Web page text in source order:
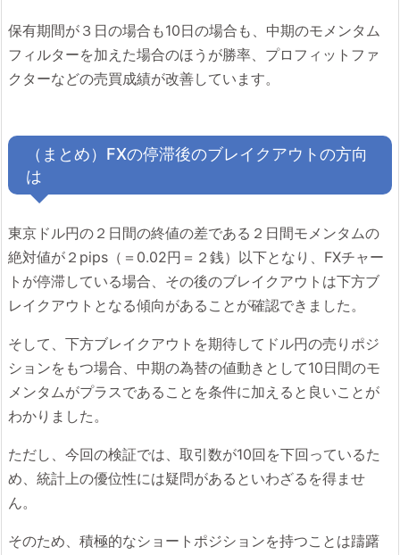
保有期間が３日の場合も10日の場合も、中期のモメンタム
フィルターを加えた場合のほうが勝率、プロフィットファ
クターなどの売買成績が改善しています。
（まとめ）FXの停滞後のブレイクアウトの方向
は
東京ドル円の２日間の終値の差である２日間モメンタムの
絶対値が２pips（＝0.02円＝２銭）以下となり、FXチャー
トが停滞している場合、その後のブレイクアウトは下方ブ
レイクアウトとなる傾向があることが確認できました。
そして、下方ブレイクアウトを期待してドル円の売りポジ
ションをもつ場合、中期の為替の値動きとして10日間のモ
メンタムがプラスであることを条件に加えると良いことが
わかりました。
ただし、今回の検証では、取引数が10回を下回っているた
め、統計上の優位性には疑問があるといわざるを得ませ
ん。
そのため、積極的なショートポジションを持つことは躊躇